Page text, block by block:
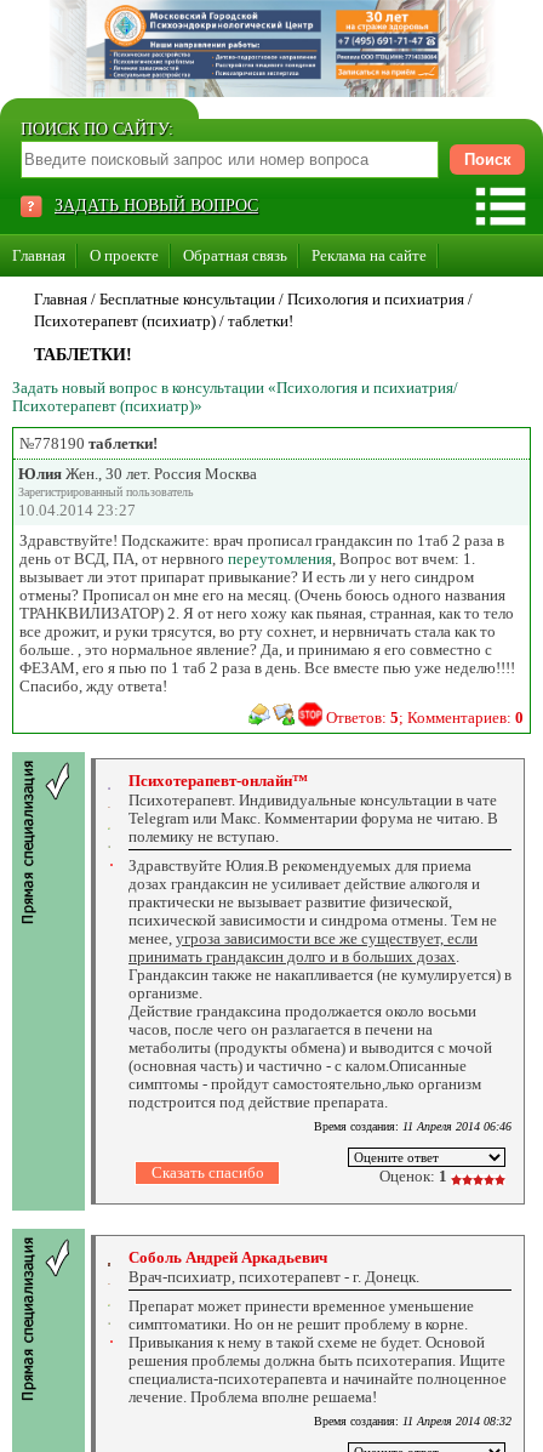
ПОИСК ПО САЙТУ:
ЗАДАТЬ НОВЫЙ ВОПРОС
Главная О проекте Обратная связь Реклама на сайте
Стать консультантом нашего сайта
Главная / Бесплатные консультации / Психология и психиатрия /
Психотерапевт (психиатр) / таблетки!
ТАБЛЕТКИ!
Задать новый вопрос в консультации «Психология и психиатрия/
Психотерапевт (психиатр)»
№778190 таблетки!
Юлия Жен., 30 лет. Россия Москва
Зарегистрированный пользователь
10.04.2014 23:27
Здравствуйте! Подскажите: врач прописал грандаксин по 1таб 2 раза в
день от ВСД, ПА, от нервного переутомления , Вопрос вот вчем: 1.
вызывает ли этот припарат привыкание? И есть ли у него синдром
отмены? Прописал он мне его на месяц. (Очень боюсь одного названия
ТРАНКВИЛИЗАТОР) 2. Я от него хожу как пьяная, странная, как то тело
все дрожит, и руки трясутся, во рту сохнет, и нервничать стала как то
больше. , это нормальное явление? Да, и принимаю я его совместно с
ФЕЗАМ, его я пью по 1 таб 2 раза в день. Все вместе пью уже неделю!!!!
Спасибо, жду ответа!
Ответов: 5; Комментариев: 0
Психотерапевт-онлайн™
Психотерапевт. Индивидуальные консультации в чате
Telegram или Макс. Комментарии форума не читаю. В
полемику не вступаю.
Здравствуйте Юлия.В рекомендуемых для приема
дозах грандаксин не усиливает действие алкоголя и
практически не вызывает развитие физической,
психической зависимости и синдрома отмены. Тем не
менее, угроза зависимости все же существует, если
принимать грандаксин долго и в больших дозах
Грандаксин также не накапливается (не кумулируется) в
организме.
Действие грандаксина продолжается около восьми
часов, после чего он разлагается в печени на
метаболиты (продукты обмена) и выводится с мочой
(основная часть) и частично - с калом.Описанные
симптомы - пройдут самостоятельно,лько организм
подстроится под действие препарата.
Время создания: 11 Апреля 2014 06:46
Оценок: 1
Соболь Андрей Аркадьевич
Врач-психиатр, психотерапевт - г. Донецк.
Препарат может принести временное уменьшение
симптоматики. Но он не решит проблему в корне.
Привыкания к нему в такой схеме не будет. Основой
решения проблемы должна быть психотерапия. Ищите
специалиста-психотерапевта и начинайте полноценное
лечение. Проблема вполне решаема!
Время создания: 11 Апреля 2014 08:32